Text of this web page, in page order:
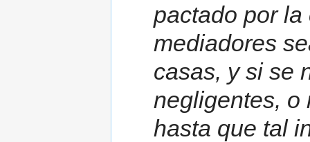
pactado por
mediadores
casas, y si se
negligentes, o
hasta que tal